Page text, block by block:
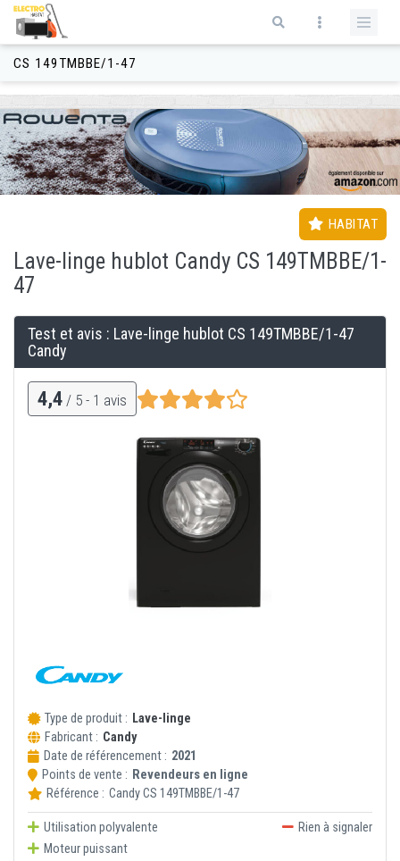
Aller au contenu principal
Formulaire de recherche
CS 149TMBBE/1-47
HABITAT
Lave-linge hublot Candy CS 149TMBBE/1-
47
Test et avis : Lave-linge hublot CS 149TMBBE/1-47
Candy
4,4 / 5 - 1 avis
Type de produit : Lave-linge
Fabricant : Candy
Date de référencement : 2021
Points de vente : Revendeurs en ligne
Référence : CandyCS 149TMBBE/1-47
Utilisation polyvalente
Moteur puissant
Rien à signaler